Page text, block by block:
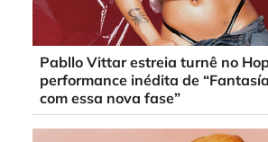
Pabllo Vittar estreia turnê no
performance inédita de
com essa nova fase”